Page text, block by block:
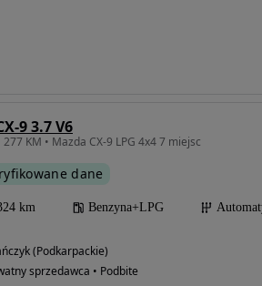
9 3.7 V6
277 KM • Mazda CX-9 LPG 4x4 7 miejsc
dane
km Benzyna+LPG
(Podkarpackie)
sprzedawca • Podbite